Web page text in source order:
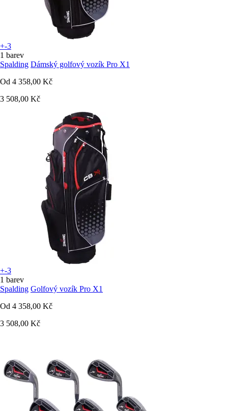
+-3
1 barev
Spalding Dámský golfový vozík Pro X1
Od 4 358,00 Kč
3 508,00 Kč
+-3
1 barev
Spalding Golfový vozík Pro X1
Od 4 358,00 Kč
3 508,00 Kč